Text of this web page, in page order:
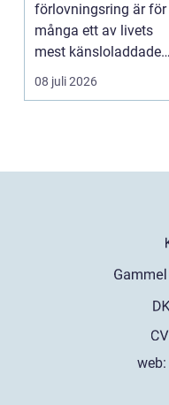
förlovningsring är för
många ett av livets
mest känsloladdade
beslut. Ringen ska
08 juli 2026
web: